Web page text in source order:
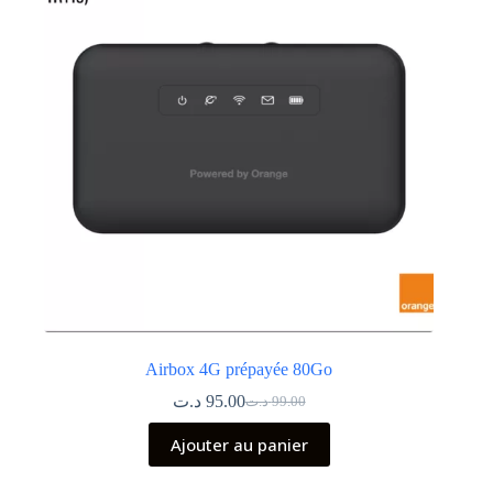
Airbox 4G prépayée 80Go
99.00 د.تLe
prix
initial
était :
95.00 د.ت
Le
prix
actuel
est :
Ajouter au panier